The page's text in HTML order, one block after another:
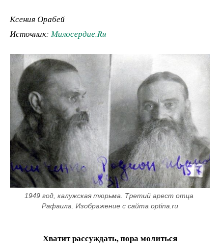
Ксения Орабей
Источник: Милосердие.Ru
1949 год, калужская тюрьма. Третий арест отца
Рафаила. Изображение с сайта optina.ru
Хватит рассуждать, пора молиться